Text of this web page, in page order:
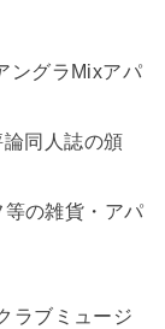
ングラMixアパ
同人誌の頒
の雑貨・アパ
ラブミュージ